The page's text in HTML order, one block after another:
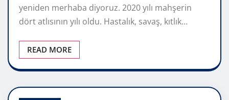
yeniden merhaba diyoruz. 2020 yılı mahşerin
dört atlısının yılı oldu. Hastalık, savaş, kıtlık…
READ MORE